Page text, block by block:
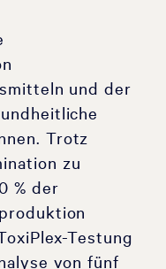
und der
Trotz
zu
% der
Testung
von fünf